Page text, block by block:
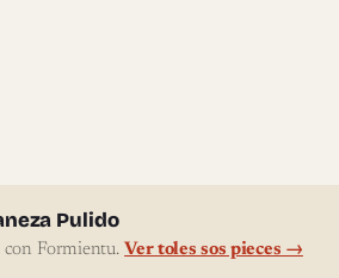
Pulido
con Formientu. Ver toles sos pieces →